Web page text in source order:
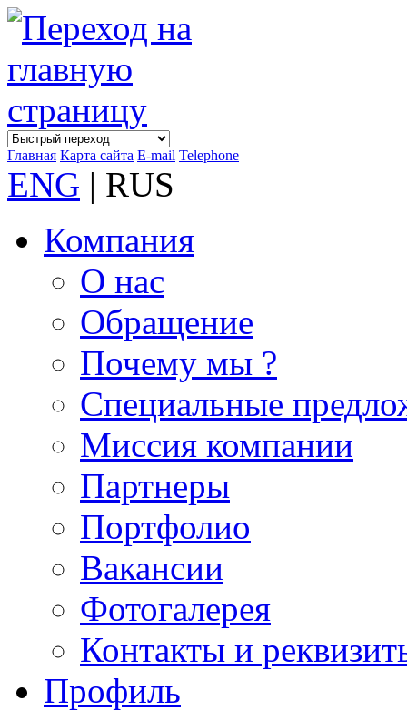
Главная Карта сайта E-mail Telephone
ENG | RUS
Компания
О нас
Обращение
Почему мы ?
Специальные
Миссия компании
Партнеры
Портфолио
Вакансии
Фотогалерея
Контакты и
Профиль